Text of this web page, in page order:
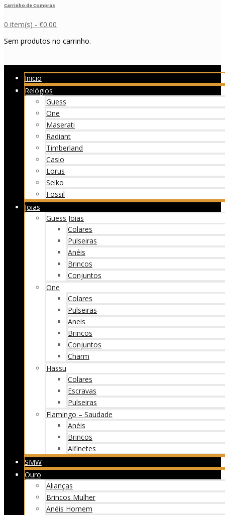
Carrinho de Compras
0 item(s) - €0.00
Sem produtos no carrinho.
Inicio
Relógios
Guess
One
Maserati
Radiant
Timberland
Casio
Lorus
Seiko
Fossil
Joias
Guess Joias
Colares
Pulseiras
Anéis
Brincos
Conjuntos
One
Colares
Pulseiras
Aneis
Brincos
Conjuntos
Charm
Hassu
Colares
Escravas
Pulseiras
Flamingo – Saudade
Anéis
Brincos
Alfinetes
SMW
Ouro
Alianças
Brincos Mulher
Anéis Homem